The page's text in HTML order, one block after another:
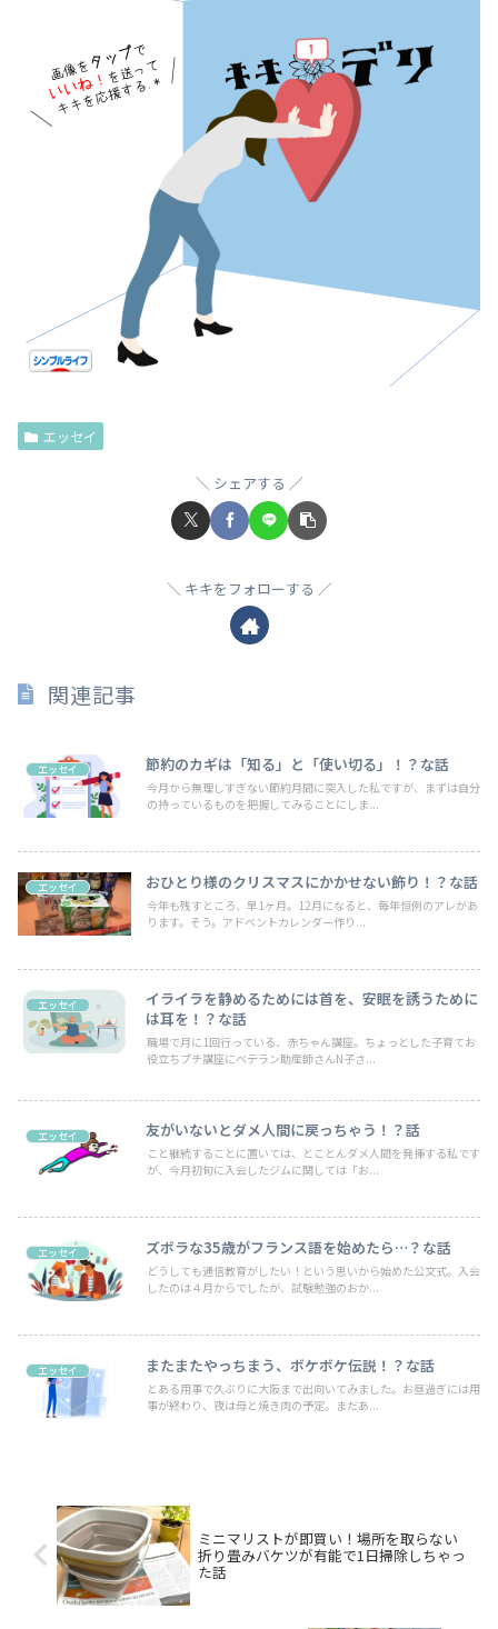
エッセイ
シェアする
キキをフォローする
関連記事
エッセイ 節約のカギは「知る」と「使い切る」！？な話
今月から無理しすぎない節約月間に突入した私ですが、まずは自分
の持っているものを把握してみることにしま...
エッセイ おひとり様のクリスマスにかかせない飾り！？な話
今年も残すところ、早1ヶ月。12月になると、毎年恒例のアレがあ
ります。そう。アドベントカレンダー作り...
エッセイ
イライラを静めるためには首を、安眠を誘うために
は耳を！？な話
職場で月に1回行っている、赤ちゃん講座。ちょっとした子育てお
役立ちプチ講座にベテラン助産師さんN子さ...
エッセイ 友がいないとダメ人間に戻っちゃう！？話
こと継続することに置いては、とことんダメ人間を発揮する私です
が、今月初旬に入会したジムに関しては「お...
エッセイ ズボラな35歳がフランス語を始めたら…？な話
どうしても通信教育がしたい！という思いから始めた公文式。入会
したのは４月からでしたが、試験勉強のおか...
エッセイ またまたやっちまう、ボケボケ伝説！？な話
とある用事で久ぶりに大阪まで出向いてみました。お昼過ぎには用
事が終わり、夜は母と焼き肉の予定。まだあ...
ミニマリストが即買い！場所を取らない
折り畳みバケツが有能で1日掃除しちゃっ
た話